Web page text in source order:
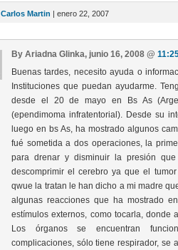
Carlos Martin | enero 22, 2007
By Ariadna Glinka, junio 16, 2008 @
Buenas tardes, necesito ayuda o
Instituciones que puedan ayudarme.
desde el 20 de mayo en Bs As
(ependimoma infratentorial). Desde su
luego en bs As, ha mostrado algunos
fué sometida a dos operaciones, la
para drenar y disminuir la presión
descomprimir el cerebro ya que el
qwue la tratan le han dicho a mi madre
algunas reacciones que ha mostrado
estímulos externos, como tocarla, donde
Los órganos se encuentran
complicaciones, sólo tiene respirador, se